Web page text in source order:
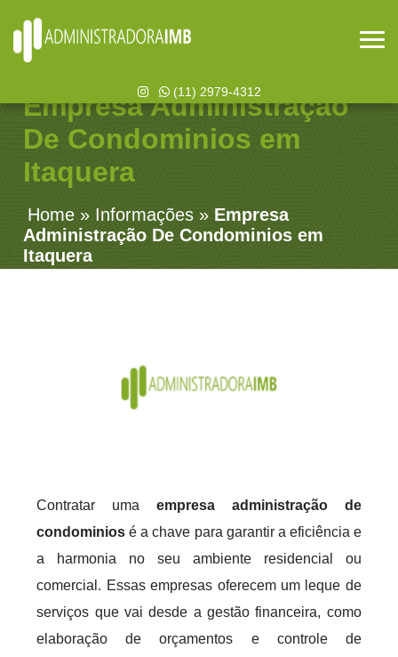
(11) 2979-4312
Empresa Administração
De Condominios em
Itaquera
Home » Informações » Empresa
Administração De Condominios em
Itaquera
Contratar uma empresa administração de
condominios é a chave para garantir a eficiência e
a harmonia no seu ambiente residencial ou
comercial. Essas empresas oferecem um leque de
serviços que vai desde a gestão financeira, como
elaboração de orçamentos e controle de